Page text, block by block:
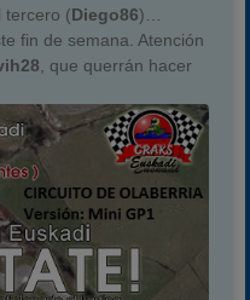
tercero (Diego86)…
fin de semana. Atención
, que querrán hacer